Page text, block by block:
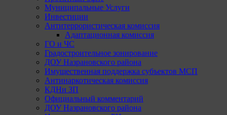
Муниципальные Услуги
Инвестиции
Антитеррористическая комиссия
Адаптационная комиссия
ГО и ЧС
Градостроительное зонирование
ДОУ Назрановского района
Имущественная поддержка субъектов МСП
Антинаркотическая комиссия
КДНи ЗП
Официальный комментарий
ДОУ Назрановского района